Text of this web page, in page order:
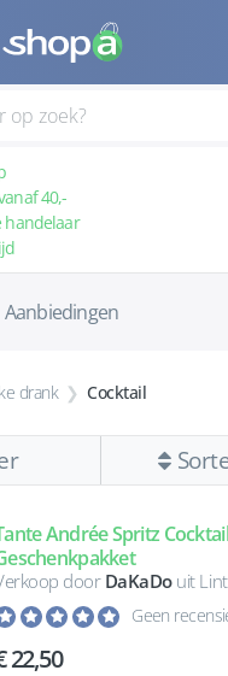
40,-
handelaar
Aanbiedingen
drank Cocktail
Andrée Spritz
door DaKaDouit Lint
Geen
22,50